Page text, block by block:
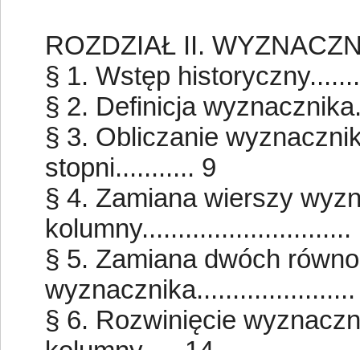
ROZDZIAŁ II.
§ 1. Wstęp
§ 2. Definicja
§ 3. Obliczanie
stopni........... 9
§ 4. Zamiana wierszy
kolumny.............................
§ 5. Zamiana dwóch
§ 6. Rozwinięcie